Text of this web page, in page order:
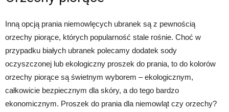
Inną opcją prania niemowlęcych ubranek są z pewnością
orzechy piorące, których popularność stale rośnie. Choć w
przypadku białych ubranek polecamy dodatek sody
oczyszczonej lub ekologiczny proszek do prania, to do kolorów
orzechy piorące są świetnym wyborem – ekologicznym,
całkowicie bezpiecznym dla skóry, a do tego bardzo
ekonomicznym. Proszek do prania dla niemowląt czy orzechy?